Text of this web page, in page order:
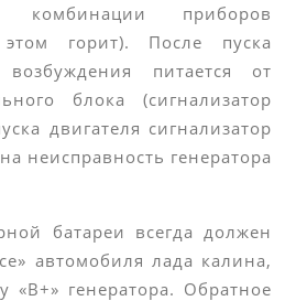
приборов
горит). После пуска
возбуждения питается от
блока (сигнализатор
двигателя сигнализатор
неисправность генератора
батареи всегда должен
автомобиля лада калина,
генератора. Обратное